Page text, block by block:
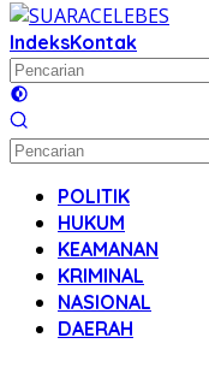
IndeksKontak
POLITIK
HUKUM
KEAMANAN
KRIMINAL
NASIONAL
DAERAH